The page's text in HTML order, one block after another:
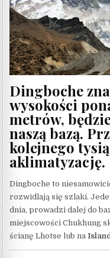
Dingboche
wysokości
metrów,
naszą bazą.
kolejnego
aklimatyzację.
Dingboche to
rozwidlają się szlaki.
dnia, prowadzi dalej do
miejscowości Chukhung
ścianę Lhotse lub na